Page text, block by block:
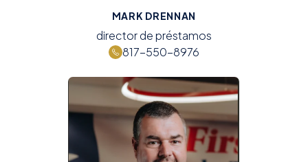
MARK DRENNAN
director de préstamos
817-550-8976